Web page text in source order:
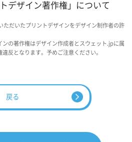
デザイン著作権」について
ただいたプリントデザインをデザイン制作者の許
ンの著作権はデザイン作成者とスウェット.jpに属
反となります。予めご注意ください。
戻る